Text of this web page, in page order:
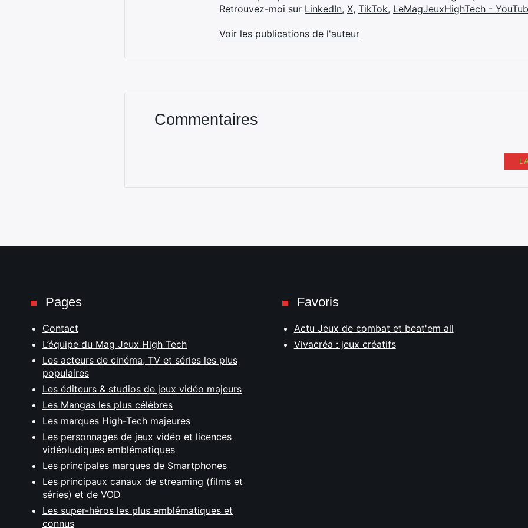
Retrouvez-moi sur LinkedIn, X, TikTok, LeMagJeuxHighTech -
Voir les publications de l'auteur
Commentaires
Pages
Contact
L’équipe du Mag Jeux High Tech
Les acteurs de cinéma, TV et séries les plus
populaires
Les éditeurs & studios de jeux vidéo majeurs
Les Mangas les plus célèbres
Les marques High-Tech majeures
Les personnages de jeux vidéo et licences
vidéoludiques emblématiques
Les principales marques de Smartphones
Les principaux canaux de streaming (films et
séries) et de VOD
Les super-héros les plus emblématiques et
connus
Favoris
Actu Jeux de combat et beat'em all
Vivacréa : jeux créatifs